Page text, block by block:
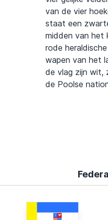
van de vier
staat een
midden van het
rode
wapen van het
de vlag zijn wit,
de Poolse